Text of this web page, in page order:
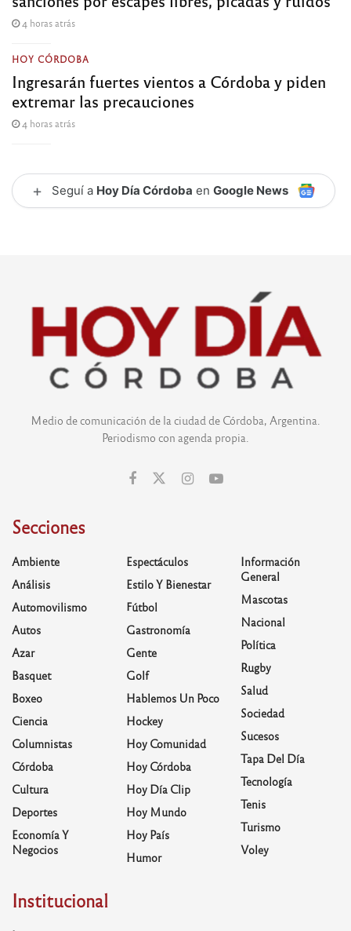
4 horas atrás
HOY CÓRDOBA
Ingresarán fuertes vientos a Córdoba y piden
extremar las precauciones
4 horas atrás
+ Seguí a Hoy Día Córdoba en Google News
Medio de comunicación de la ciudad de Córdoba, Argentina.
Periodismo con agenda propia.
Secciones
Ambiente
Análisis
Automovilismo
Autos
Azar
Basquet
Boxeo
Ciencia
Columnistas
Córdoba
Cultura
Deportes
Economía Y
Negocios
Espectáculos
Estilo Y Bienestar
Fútbol
Gastronomía
Gente
Golf
Hablemos Un Poco
Hockey
Hoy Comunidad
Hoy Córdoba
Hoy Día Clip
Hoy Mundo
Hoy País
Humor
Información
General
Mascotas
Nacional
Política
Rugby
Salud
Sociedad
Sucesos
Tapa Del Día
Tecnología
Tenis
Turismo
Voley
Institucional